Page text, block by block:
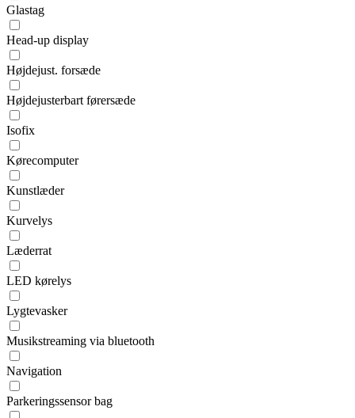
Glastag
Head-up display
Højdejust. forsæde
Højdejusterbart førersæde
Isofix
Kørecomputer
Kunstlæder
Kurvelys
Læderrat
LED kørelys
Lygtevasker
Musikstreaming via bluetooth
Navigation
Parkeringssensor bag